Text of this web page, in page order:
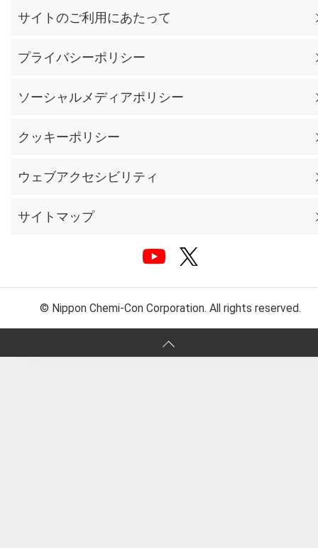
サイトのご利用にあたって
プライバシーポリシー
ソーシャルメディアポリシー
クッキーポリシー
ウェブアクセシビリティ
サイトマップ
© Nippon Chemi-Con Corporation. All rights reserved.